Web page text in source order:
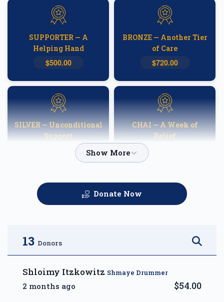
SUPPORTER — A
Helping Hand
$500.00
BRONZE — Another Tier
of Care
$720.00
SILVER — Unconditional
Support
CHAI — A Week of
Relief
$1,800.00
Donate Now
13 Donors
Shloimy Itzkowitz Shmaye Drummer
2 months ago $54.00